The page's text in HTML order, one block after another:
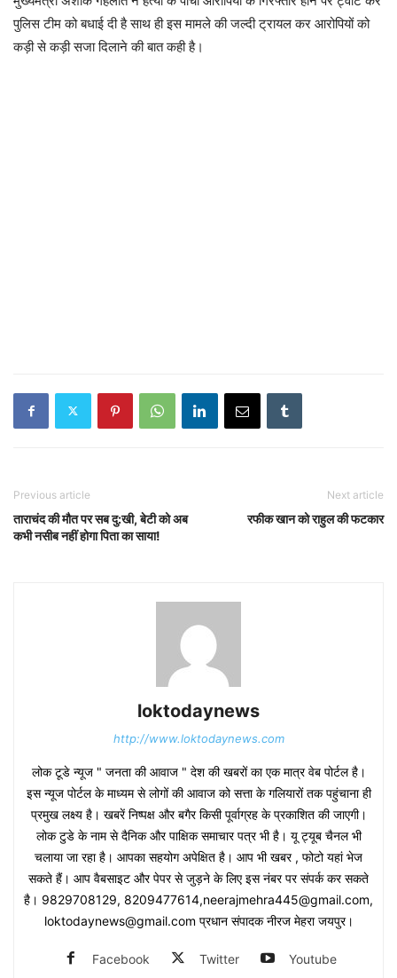
पुलिस टीम को बधाई दी है साथ ही इस मामले की जल्दी ट्रायल कर आरोपियों को
कड़ी से कड़ी सजा दिलाने की बात कही है।
Previous article
ताराचंद की मौत पर सब दु:खी, बेटी को अब
कभी नसीब नहीं होगा पिता का साया!
Next article
रफीक खान को राहुल की फटकार
loktodaynews
http://www.loktodaynews.com
लोक टूडे न्यूज " जनता की आवाज " देश की खबरों का एक मात्र वेब पोर्टल है।
इस न्यूज पोर्टल के माध्यम से लोगों की आवाज को सत्ता के गलियारों तक पहुंचाना ही
प्रमुख लक्ष्य है। खबरें निष्पक्ष और बगैर किसी पूर्वाग्रह के प्रकाशित की जाएगी।
लोक टुडे के नाम से दैनिक और पाक्षिक समाचार पत्र भी है। यू ट्यूब चैनल भी
चलाया जा रहा है। आपका सहयोग अपेक्षित है। आप भी खबर , फोटो यहां भेज
सकते हैं। आप वैबसाइट और पेपर से जुड़ने के लिए इस नंबर पर संपर्क कर सकते
है। 9829708129, 8209477614,neerajmehra445@gmail.com,
loktodaynews@gmail.com प्रधान संपादक नीरज मेहरा जयपुर।
Facebook Twitter Youtube